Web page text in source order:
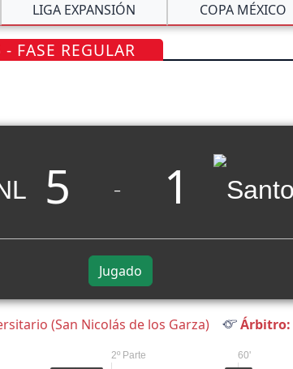
LIGA EXPANSIÓN COPA MÉXICO
FASE REGULAR
5 1
Jugado
(San Nicolás de los Garza) Árbitro:
2º Parte 60'